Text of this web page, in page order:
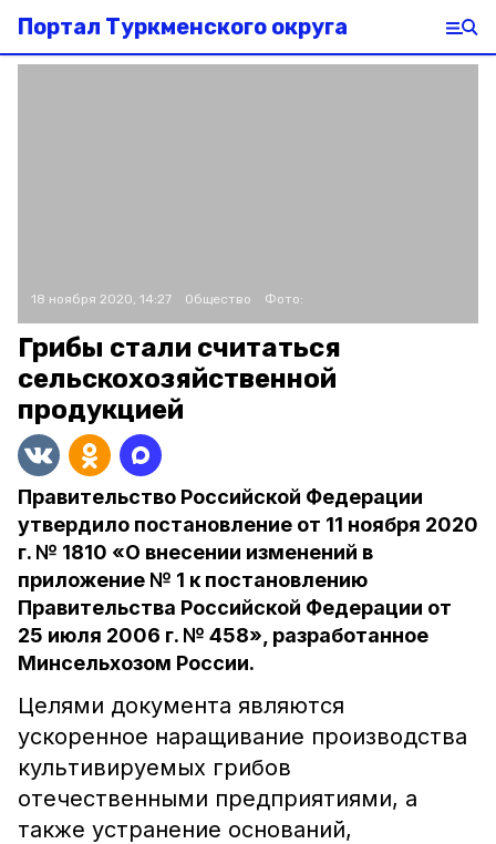
Портал Туркменского округа
18 ноября 2020, 14:27 Общество Фото:
Грибы стали считаться
сельскохозяйственной
продукцией
Правительство Российской Федерации
утвердило постановление от 11 ноября 2020
г. № 1810 «О внесении изменений в
приложение № 1 к постановлению
Правительства Российской Федерации от
25 июля 2006 г. № 458», разработанное
Минсельхозом России.
Целями документа являются
ускоренное наращивание производства
культивируемых грибов
отечественными предприятиями, а
также устранение оснований,